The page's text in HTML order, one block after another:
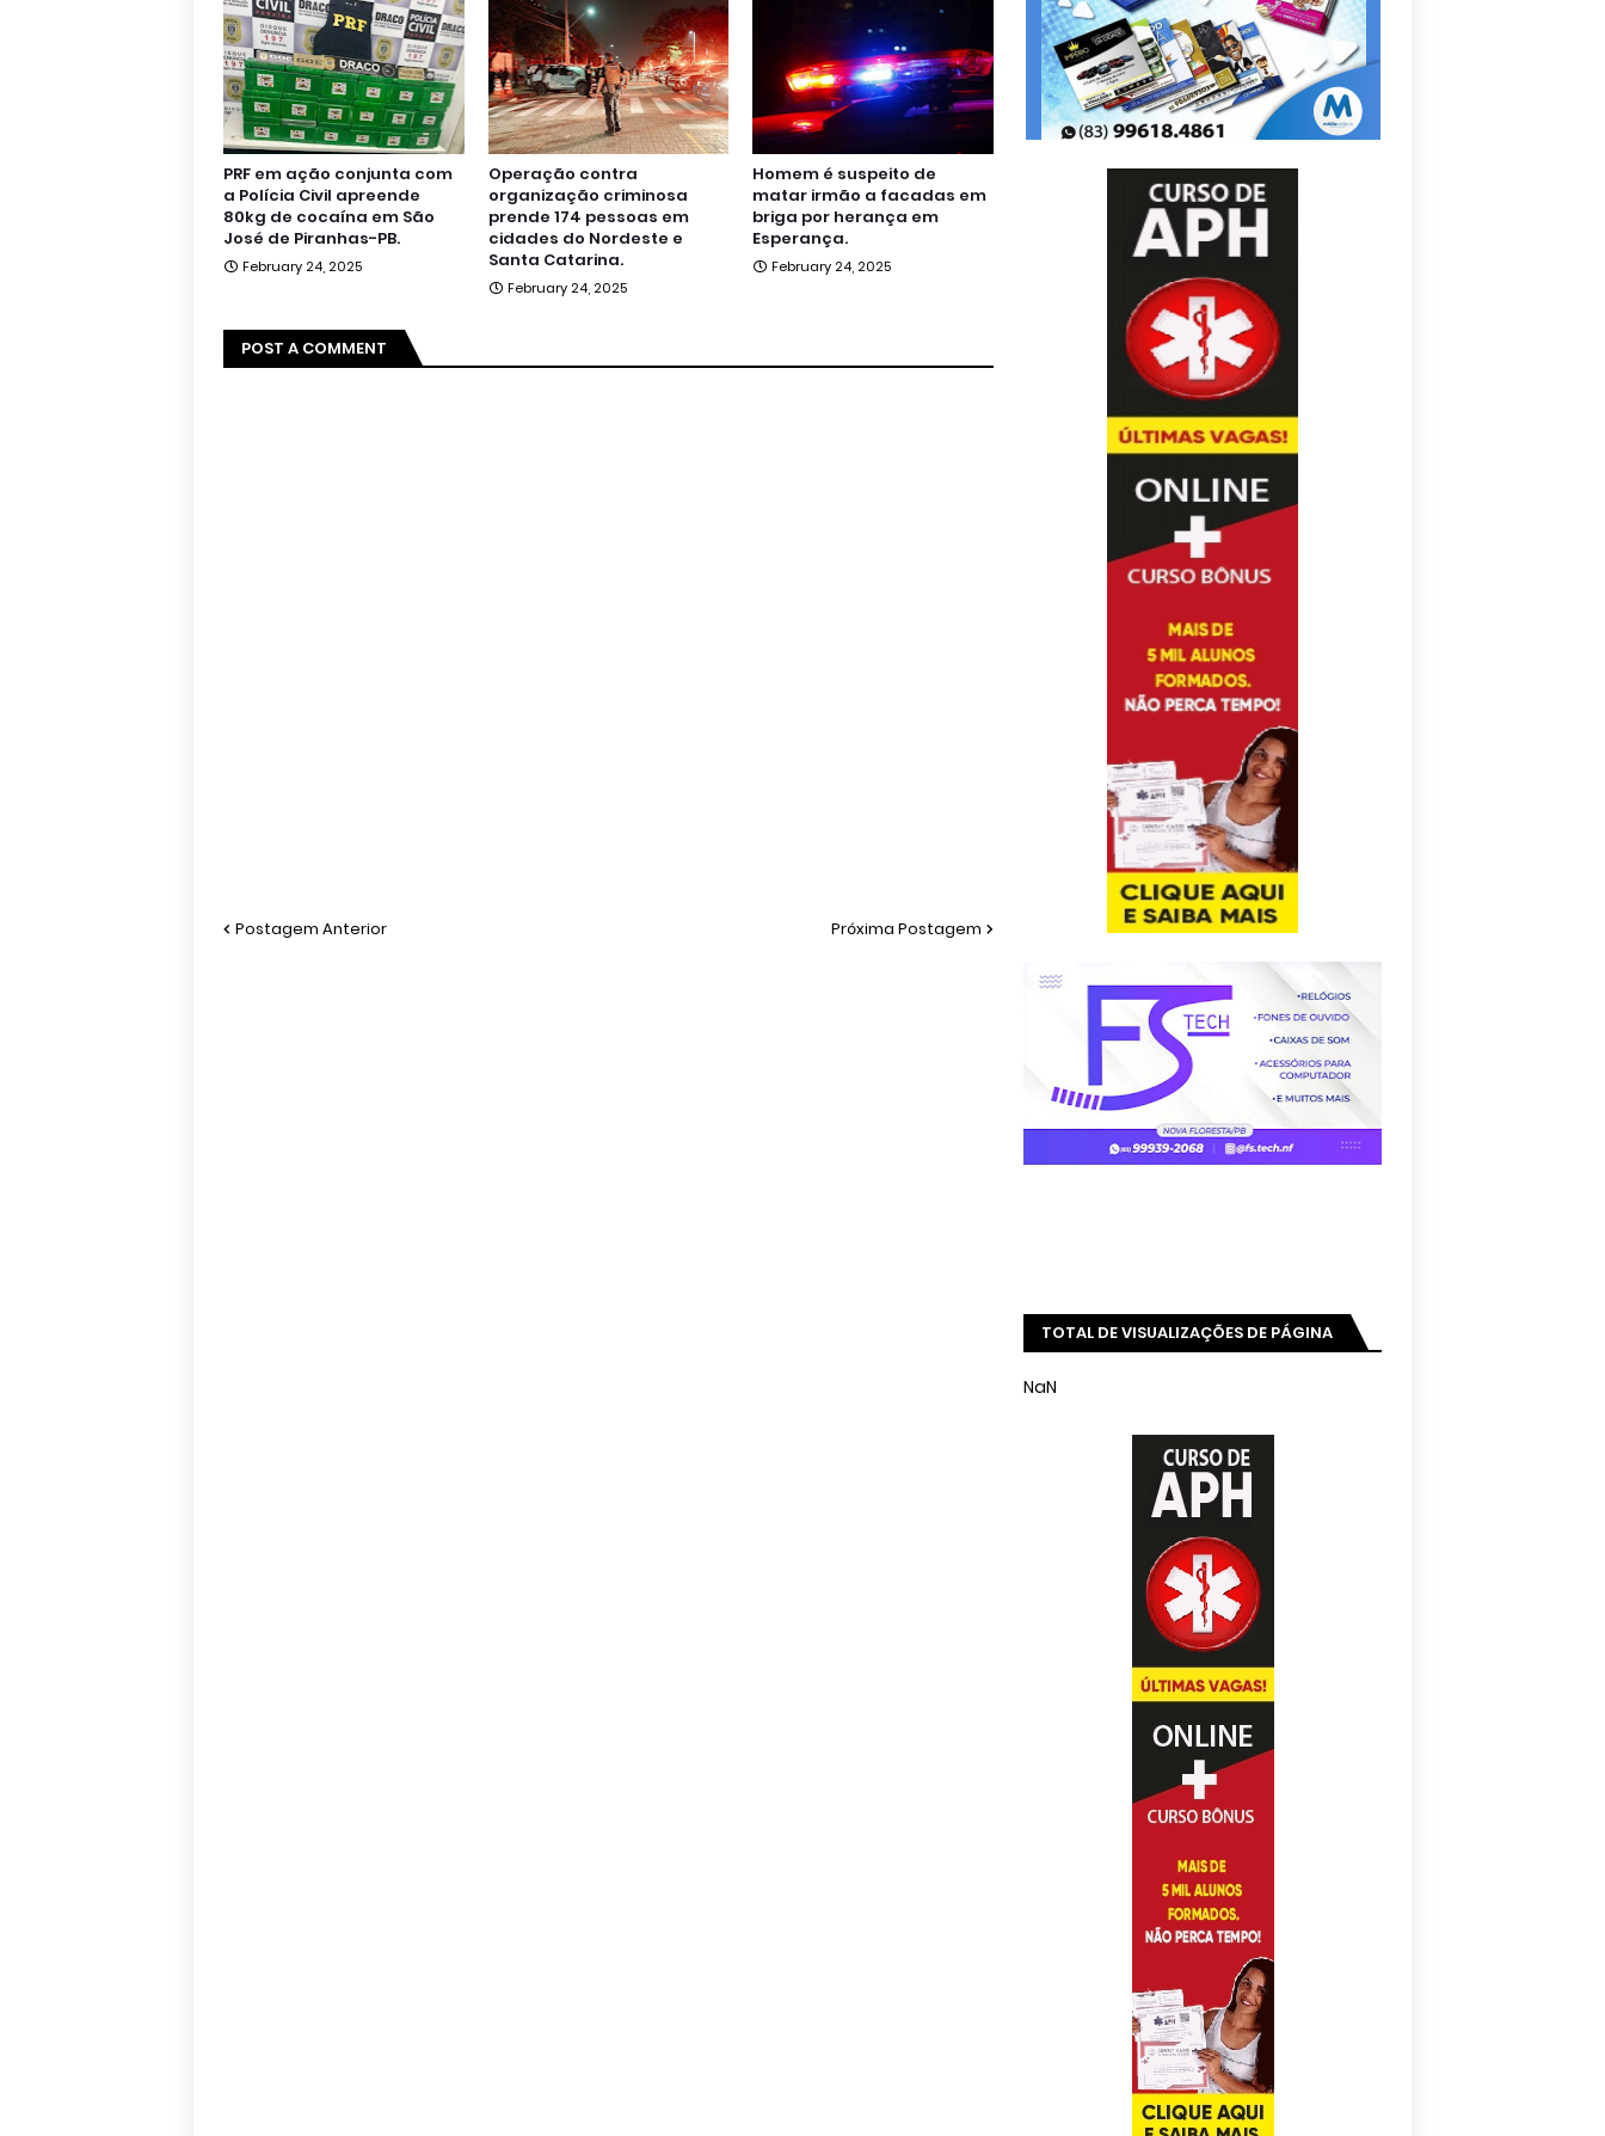
PRF em ação conjunta com
a Polícia Civil apreende
80kg de cocaína em São
José de Piranhas-PB.
February 24, 2025
Operação contra
organização criminosa
prende 174 pessoas em
cidades do Nordeste e
Santa Catarina.
February 24, 2025
Homem é suspeito de
matar irmão a facadas em
briga por herança em
Esperança.
February 24, 2025
POST A COMMENT
Postagem Anterior Próxima Postagem
TOTAL DE VISUALIZAÇÕES DE PÁGINA
NaN